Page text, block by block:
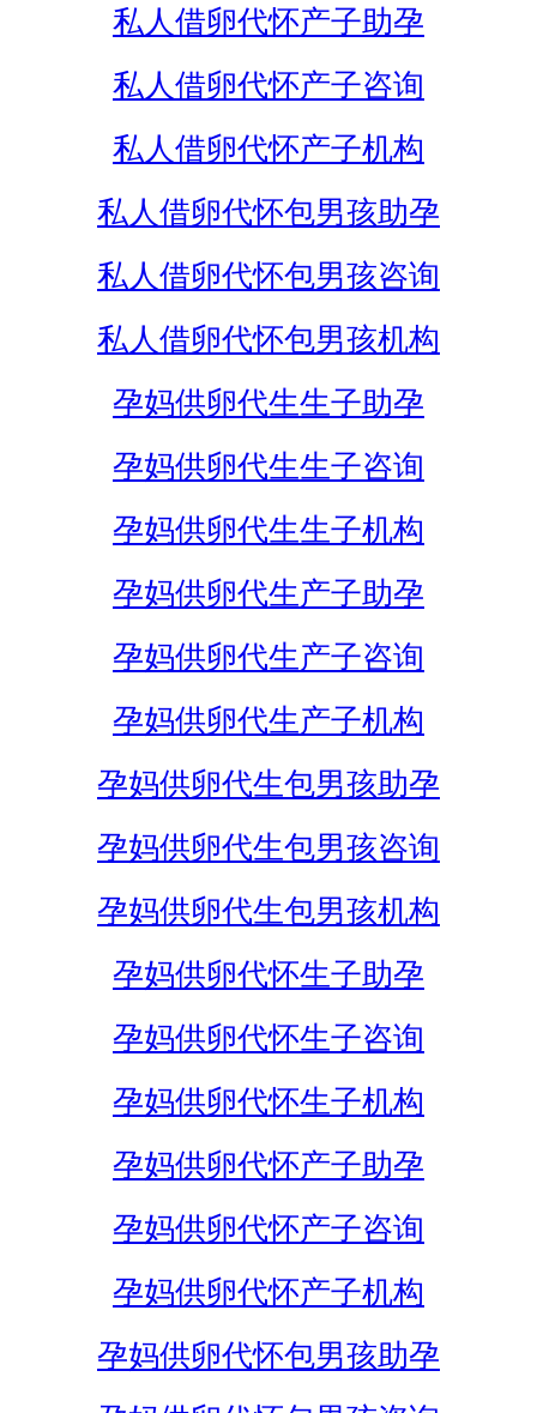
私人借卵代怀产子助孕
私人借卵代怀产子咨询
私人借卵代怀产子机构
私人借卵代怀包男孩助孕
私人借卵代怀包男孩咨询
私人借卵代怀包男孩机构
孕妈供卵代生生子助孕
孕妈供卵代生生子咨询
孕妈供卵代生生子机构
孕妈供卵代生产子助孕
孕妈供卵代生产子咨询
孕妈供卵代生产子机构
孕妈供卵代生包男孩助孕
孕妈供卵代生包男孩咨询
孕妈供卵代生包男孩机构
孕妈供卵代怀生子助孕
孕妈供卵代怀生子咨询
孕妈供卵代怀生子机构
孕妈供卵代怀产子助孕
孕妈供卵代怀产子咨询
孕妈供卵代怀产子机构
孕妈供卵代怀包男孩助孕